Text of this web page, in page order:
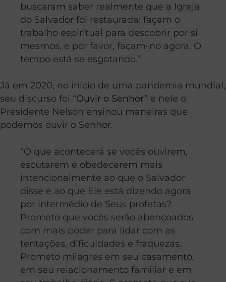
buscaram saber realmente que a Igreja
do Salvador foi restaurada: façam o
trabalho espiritual para descobrir por si
mesmos, e por favor, façam-no agora. O
tempo está se esgotando.”
Já em 2020, no início de uma pandemia mundial,
seu discurso foi “Ouvir o Senhor” e nele o
Presidente Nelson ensinou maneiras que
podemos ouvir o Senhor.
“O que acontecerá se vocês ouvirem,
escutarem e obedecerem mais
intencionalmente ao que o Salvador
disse e ao que Ele está dizendo agora
por intermédio de Seus profetas?
Prometo que vocês serão abençoados
com mais poder para lidar com as
tentações, dificuldades e fraquezas.
Prometo milagres em seu casamento,
em seu relacionamento familiar e em